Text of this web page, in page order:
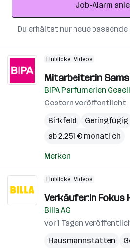
Job-Alarm
Du erhältst nur neue
Einblicke Videos
Mitarbeiter:in
BIPA Parfumerien
Gestern veröffentlicht
Birkfeld
Geringfügig
ab 2.251 € monatlich
Merken
Einblicke Videos
Verkäufer:in Fokus
Billa AG
vor 1 Tagen
Hausmannstätten